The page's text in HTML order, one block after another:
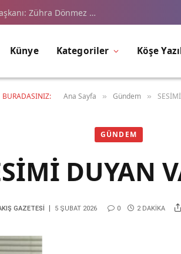
Zühra Dönmez …
Künye Kategoriler Köşe
BURADASINIZ: Ana Sayfa » Gündem »
GÜNDEM
DUYAN
GAZETESI 5 ŞUBAT 2026 0 2 DAKIKA